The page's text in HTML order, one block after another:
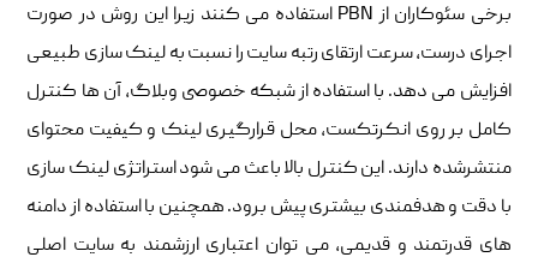
برخی سئوکاران از PBN استفاده می کنند زیرا این روش در صورت
اجرای درست، سرعت ارتقای رتبه سایت را نسبت به لینک سازی طبیعی
افزایش می دهد. با استفاده از شبکه خصوصی وبلاگ، آن ها کنترل
کامل بر روی انکرتکست، محل قرارگیری لینک و کیفیت محتوای
منتشرشده دارند. این کنترل بالا باعث می شود استراتژی لینک سازی
با دقت و هدفمندی بیشتری پیش برود. همچنین با استفاده از دامنه
های قدرتمند و قدیمی، می توان اعتباری ارزشمند به سایت اصلی